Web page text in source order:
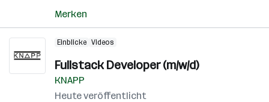
Merken
Einblicke Videos
Fullstack Developer (m/w/d)
KNAPP
Heute veröffentlicht